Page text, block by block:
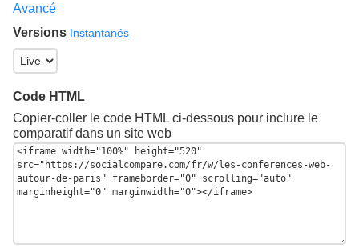
Avancé
Versions Instantanés
Code HTML
Copier-coller le code HTML ci-dessous pour inclure le
comparatif dans un site web